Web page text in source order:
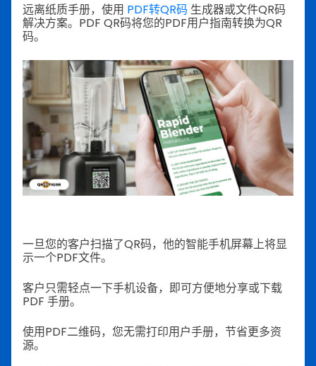
远离纸质手册，使用 PDF转QR码 生成器或文件QR码
解决方案。PDF QR码将您的PDF用户指南转换为QR
码。
一旦您的客户扫描了QR码，他的智能手机屏幕上将显
示一个PDF文件。
客户只需轻点一下手机设备，即可方便地分享或下载
PDF 手册。
使用PDF二维码，您无需打印用户手册，节省更多资
源。